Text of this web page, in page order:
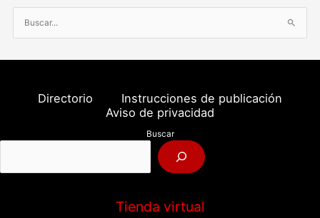
u
s
o
:
Directorio
Instrucciones de publicación
Aviso de privacidad
Buscar
Tienda virtual